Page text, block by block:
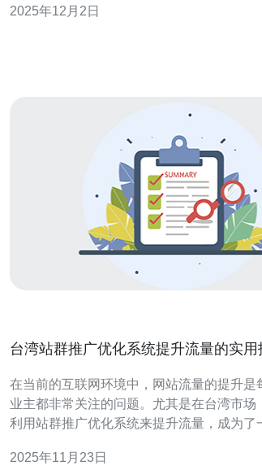
如何选择合适的IP，以及推荐德讯电讯作为
2025年12月2日
台湾站群推广优化系统提升流量的实用
在当前的互联网环境中，网站流量的提升是
业主都非常关注的问题。尤其是在台湾市场
利用站群推广优化系统来提升流量，成为了
您更好地实现流量的提升。 1. 理解站群推广的概念 站群推
2025年11月23日